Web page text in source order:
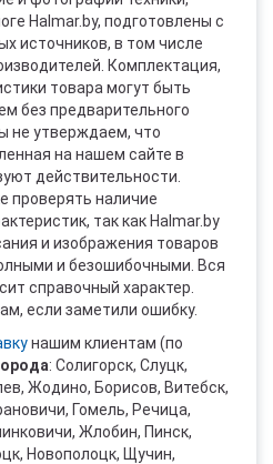
Halmar.by, подготовлены с
источников, в том числе
Комплектация,
товара могут быть
без предварительного
не утверждаем, что
на нашем сайте в
действительности.
проверять наличие
так как Halmar.by
и изображения товаров
и безошибочными. Вся
справочный характер.
если заметили ошибку.
нашим клиентам (по
: Солигорск, Слуцк,
Жодино, Борисов, Витебск,
Гомель, Речица,
Жлобин, Пинск,
Новополоцк, Щучин,